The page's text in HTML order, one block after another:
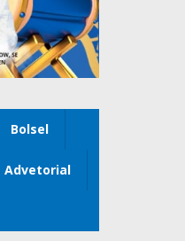
Bolsel
Advetorial